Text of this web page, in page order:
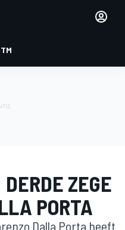
ZEGE
PORTA
Dalla Porta heeft